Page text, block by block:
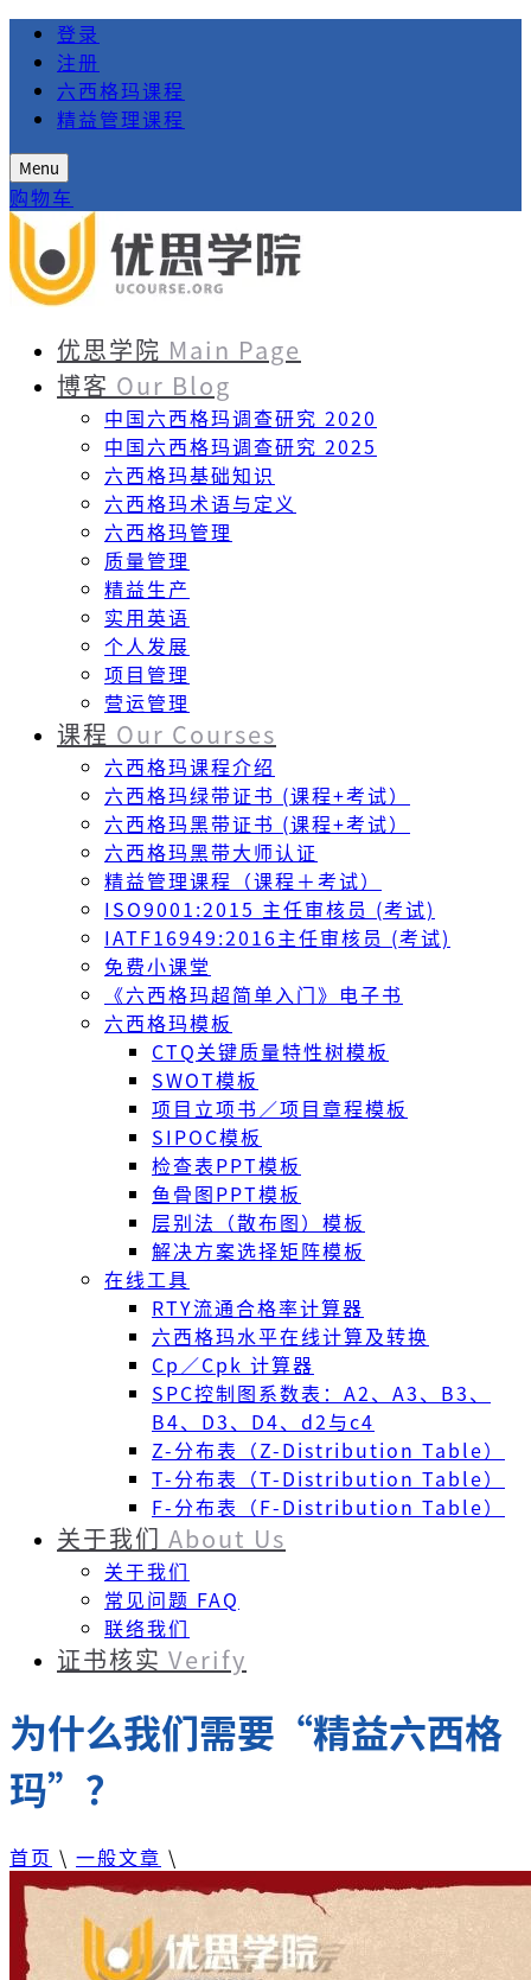
登录
注册
六西格玛课程
精益管理课程
Menu
购物车
优思学院 Main Page
博客 Our Blog
中国六西格玛调查研究 2020
中国六西格玛调查研究 2025
六西格玛基础知识
六西格玛术语与定义
六西格玛管理
质量管理
精益生产
实用英语
个人发展
项目管理
营运管理
课程 Our Courses
六西格玛课程介绍
六西格玛绿带证书 (课程+考试）
六西格玛黑带证书 (课程+考试）
六西格玛黑带大师认证
精益管理课程（课程＋考试）
ISO9001:2015 主任审核员 (考试)
IATF16949:2016主任审核员 (考试)
免费小课堂
《六西格玛超简单入门》电子书
六西格玛模板
CTQ关键质量特性树模板
SWOT模板
项目立项书／项目章程模板
SIPOC模板
检查表PPT模板
鱼骨图PPT模板
层别法（散布图）模板
解决方案选择矩阵模板
在线工具
RTY流通合格率计算器
六西格玛水平在线计算及转换
Cp／Cpk 计算器
SPC控制图系数表：A2、A3、B3、
B4、D3、D4、d2与c4
Z-分布表（Z-Distribution Table）
T-分布表（T-Distribution Table）
F-分布表（F-Distribution Table）
关于我们 About Us
关于我们
常见问题 FAQ
联络我们
证书核实 Verify
为什么我们需要“精益六西格
玛”？
首页 \ 一般文章 \